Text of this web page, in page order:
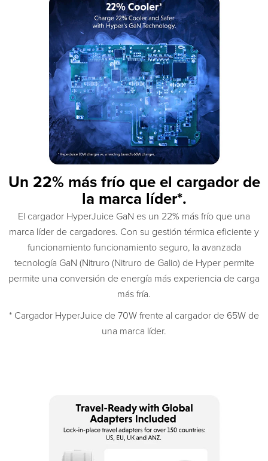
Un 22% más frío que el cargador de
la marca líder*.
El cargador HyperJuice GaN es un 22% más frío que una
marca líder de cargadores. Con su gestión térmica eficiente y
funcionamiento funcionamiento seguro, la avanzada
tecnología GaN (Nitruro (Nitruro de Galio) de Hyper permite
permite una conversión de energía más experiencia de carga
más fría.
* Cargador HyperJuice de 70W frente al cargador de 65W de
una marca líder.